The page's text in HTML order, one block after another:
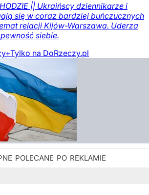
|| Ukraińscy dziennikarze i
się w coraz bardziej buńczucznych
relacji Kijów-Warszawa. Uderza
siebie.
Tylko na DoRzeczy.pl